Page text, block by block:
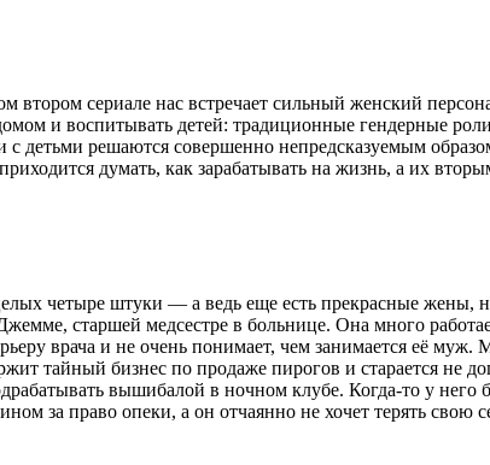
сериале нас встречает сильный женский
и воспитывать детей: традиционные гендерные
с детьми решаются совершенно непредсказуемым
думать, как зарабатывать на жизнь, а их
четыре штуки — а ведь еще есть прекрасные
старшей медсестре в больнице. Она много
врача и не очень понимает, чем занимается её
тайный бизнес по продаже пирогов и старается не
вышибалой в ночном клубе. Когда-то у
за право опеки, а он отчаянно не хочет терять свою